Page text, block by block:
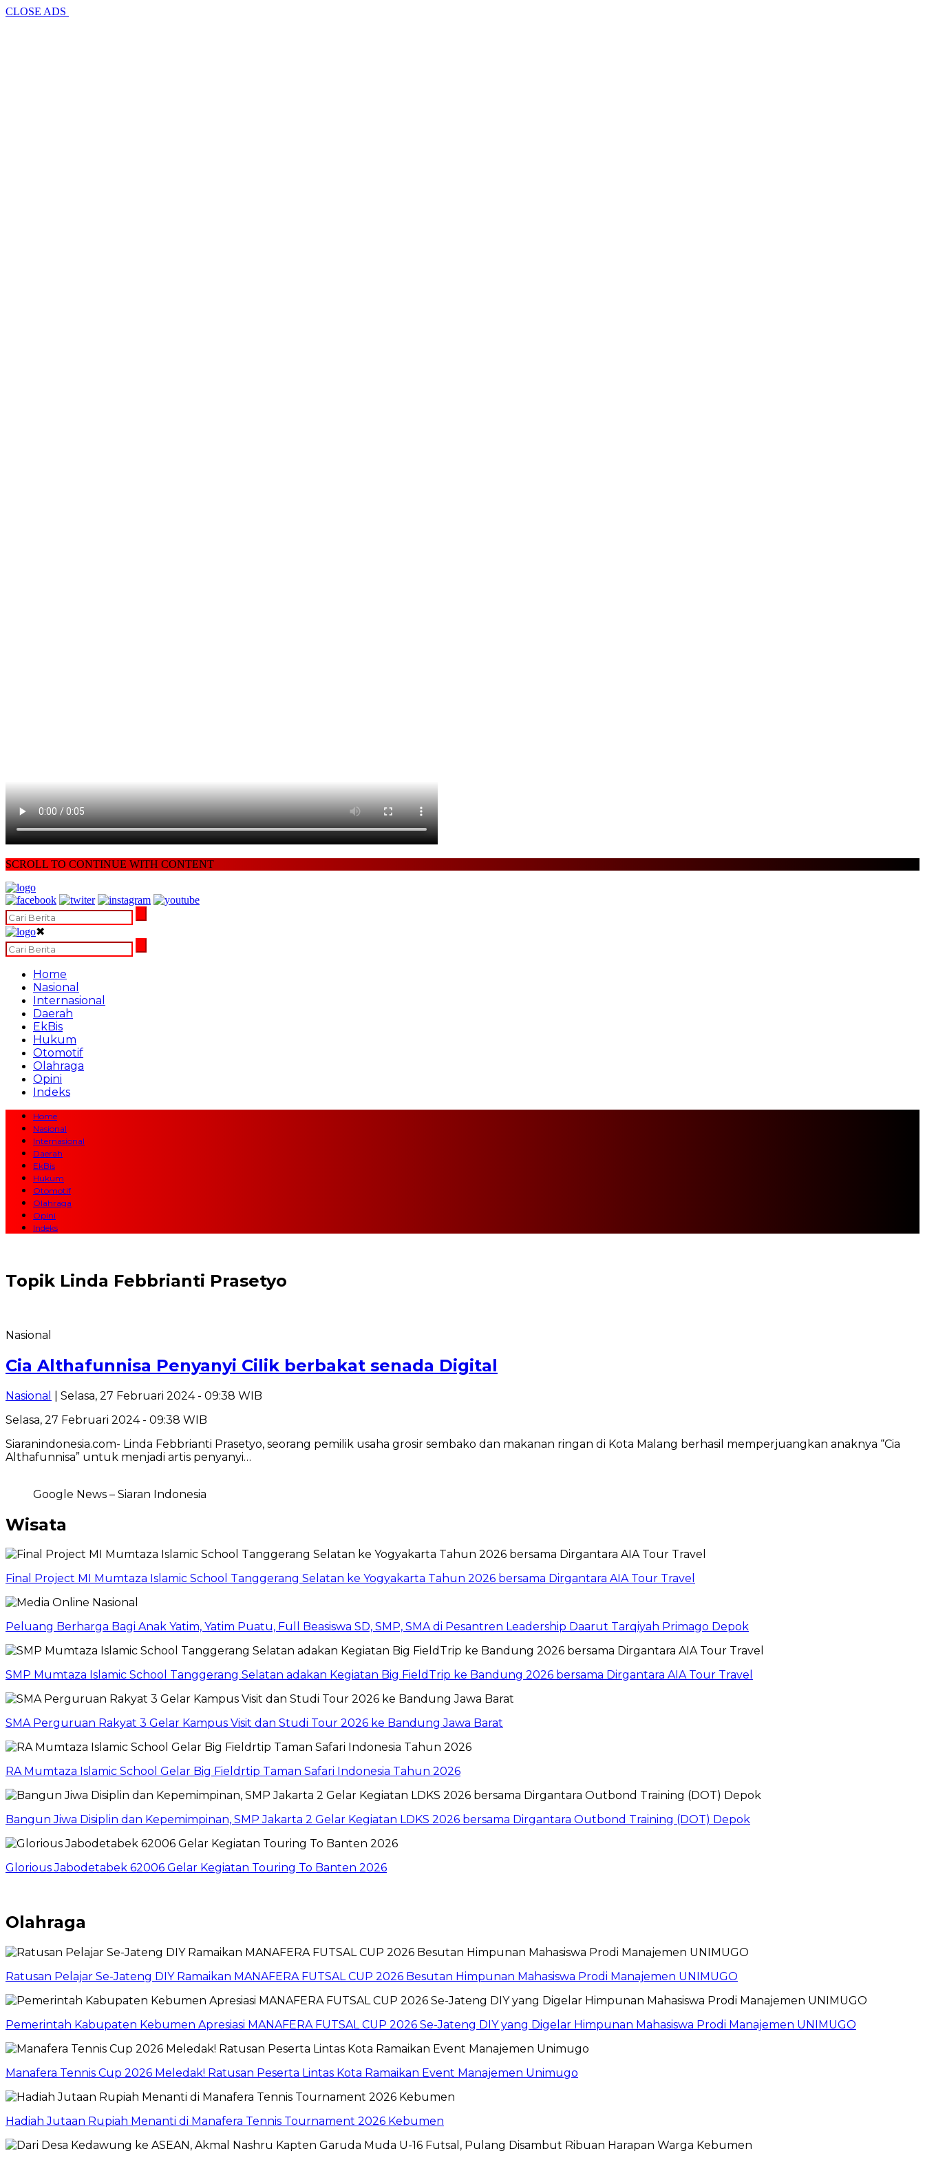
CLOSE ADS
SCROLL TO CONTINUE WITH CONTENT
✖
Home
Nasional
Internasional
Daerah
EkBis
Hukum
Otomotif
Olahraga
Opini
Indeks
Home
Nasional
Internasional
Daerah
EkBis
Hukum
Otomotif
Olahraga
Opini
Indeks
Topik Linda Febbrianti Prasetyo
Nasional
Cia Althafunnisa Penyanyi Cilik berbakat senada Digital
Nasional
| Selasa, 27 Februari 2024 - 09:38 WIB
Selasa, 27 Februari 2024 - 09:38 WIB
Siaranindonesia.com- Linda Febbrianti Prasetyo, seorang pemilik usaha grosir sembako dan makanan ringan di Kota Malang berhasil memperjuangkan anaknya “Cia
Althafunnisa” untuk menjadi artis penyanyi…
Google News – Siaran Indonesia
Wisata
Final Project MI Mumtaza Islamic School Tanggerang Selatan ke Yogyakarta Tahun 2026 bersama Dirgantara AIA Tour Travel
Peluang Berharga Bagi Anak Yatim, Yatim Puatu, Full Beasiswa SD, SMP, SMA di Pesantren Leadership Daarut Tarqiyah Primago Depok
SMP Mumtaza Islamic School Tanggerang Selatan adakan Kegiatan Big FieldTrip ke Bandung 2026 bersama Dirgantara AIA Tour Travel
SMA Perguruan Rakyat 3 Gelar Kampus Visit dan Studi Tour 2026 ke Bandung Jawa Barat
RA Mumtaza Islamic School Gelar Big Fieldrtip Taman Safari Indonesia Tahun 2026
Bangun Jiwa Disiplin dan Kepemimpinan, SMP Jakarta 2 Gelar Kegiatan LDKS 2026 bersama Dirgantara Outbond Training (DOT) Depok
Glorious Jabodetabek 62006 Gelar Kegiatan Touring To Banten 2026
Olahraga
Ratusan Pelajar Se-Jateng DIY Ramaikan MANAFERA FUTSAL CUP 2026 Besutan Himpunan Mahasiswa Prodi Manajemen UNIMUGO
Pemerintah Kabupaten Kebumen Apresiasi MANAFERA FUTSAL CUP 2026 Se-Jateng DIY yang Digelar Himpunan Mahasiswa Prodi Manajemen UNIMUGO
Manafera Tennis Cup 2026 Meledak! Ratusan Peserta Lintas Kota Ramaikan Event Manajemen Unimugo
Hadiah Jutaan Rupiah Menanti di Manafera Tennis Tournament 2026 Kebumen